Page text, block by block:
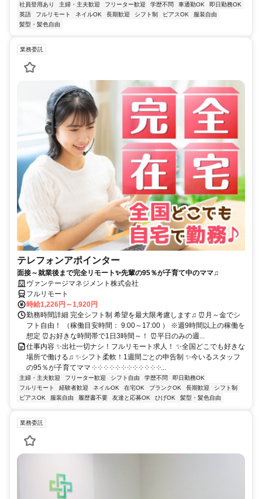
社員登用あり 主婦・主夫歓迎 フリーター歓迎 学歴不問 車通勤OK
即日勤務OK
英語
フルリモート ネイルOK 長期歓迎 シフト制 ピアスOK
服装自由
髪型・髪色自由
業務委託
テレフォンアポインター
面接～就業後まで完全リモート✨先輩の95％が子育て中のママ♫
ヴァンテージマネジメント株式会社
フルリモート
時給1,226円～1,920円
勤務時間詳細 完全シフト制 希望を最大限考慮します♫ ⏰月～金でシ
フト自由！ （稼働目安時間： 9:00～17:00 ） ※週9時間以上の稼働を
想定 ⏰お好きな時間帯で1日3時間～！ ⏰平日のみの週...
仕事内容 ✨出社一切ナシ！フルリモート求人！ ✨全国どこでも好きな
場所で働ける♫ ✨シフト柔軟！1週間ごとの申告制 ✨今いるスタッフ
の95％が子育てママ ༶ ༶ ༶ ༶ ༶ ༶ ༶ ༶ ༶ ༶ ༶ ༶...
主婦・主夫歓迎 フリーター歓迎 シフト自由 学歴不問
即日勤務OK
フルリモート
経験者歓迎 ネイルOK 在宅OK ブランクOK 長期歓迎
シフト制
ピアスOK
服装自由 履歴書不要 友達と応募OK ひげOK 髪型・髪色自由
業務委託